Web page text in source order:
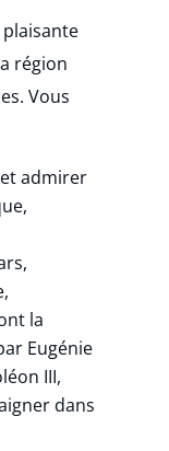
région
Vous
admirer
la
Eugénie
III,
dans